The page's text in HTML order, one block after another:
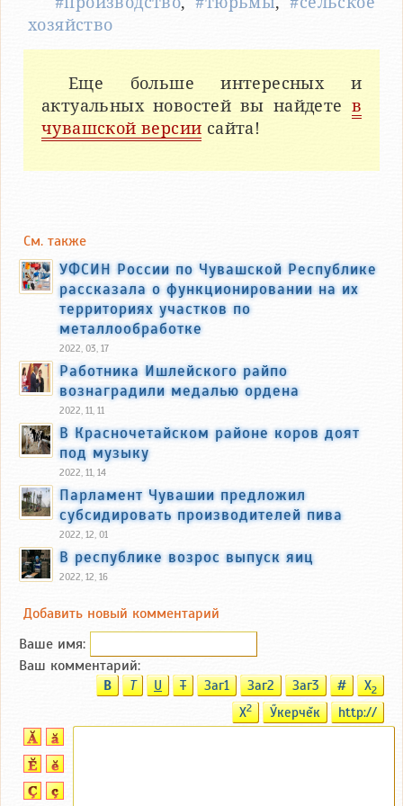
хозяйство
Еще больше интересных и
актуальных новостей вы найдете в
чувашской версии сайта!
См. также
УФСИН России по Чувашской Республике
рассказала о функционировании на их
территориях участков по
металлообработке
2022, 03, 17
Работника Ишлейского райпо
вознаградили медалью ордена
2022, 11, 11
В Красночетайском районе коров доят
под музыку
2022, 11, 14
Парламент Чувашии предложил
субсидировать производителей пива
2022, 12, 01
В республике возрос выпуск яиц
2022, 12, 16
Добавить новый комментарий
Ваше имя:
Ваш комментарий:
B T U T Заг1 Заг2 Заг3 # X2
X2 Ӳкерчĕк http://